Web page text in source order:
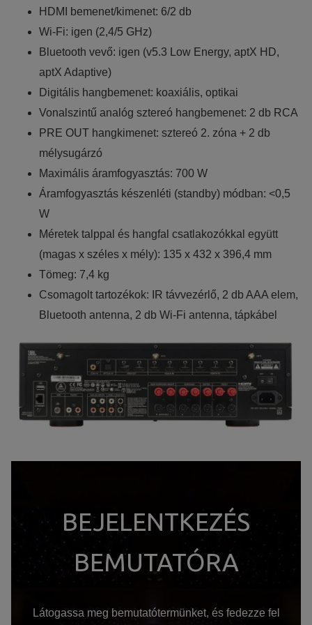
HDMI bemenet/kimenet: 6/2 db
Wi-Fi: igen (2,4/5 GHz)
Bluetooth vevő: igen (v5.3 Low Energy, aptX HD,
aptX Adaptive)
Digitális hangbemenet: koaxiális, optikai
Vonalszintű analóg sztereó hangbemenet: 2 db RCA
PRE OUT hangkimenet: sztereó 2. zóna + 2 db
mélysugárzó
Maximális áramfogyasztás: 700 W
Áramfogyasztás készenléti (standby) módban: <0,5
W
Méretek talppal és hangfal csatlakozókkal együtt
(magas x széles x mély): 135 x 432 x 396,4 mm
Tömeg: 7,4 kg
Csomagolt tartozékok: IR távvezérlő, 2 db AAA elem,
Bluetooth antenna, 2 db Wi-Fi antenna, tápkábel
BEJELENTKEZÉS
BEMUTATÓRA
Látogassa meg bemutatótermünket, és fedezze fel